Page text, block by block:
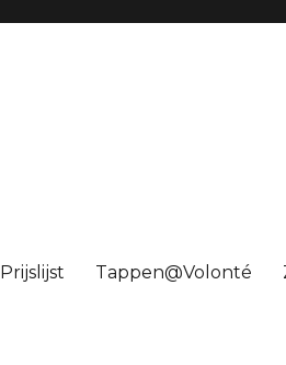
Prijslijst Tappen@Volonté